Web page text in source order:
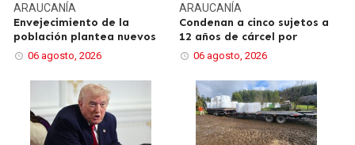
ARAUCANÍA
Envejecimiento de la
población plantea nuevos
06 agosto, 2026
ARAUCANÍA
Condenan a cinco sujetos a
12 años de cárcel por
06 agosto, 2026